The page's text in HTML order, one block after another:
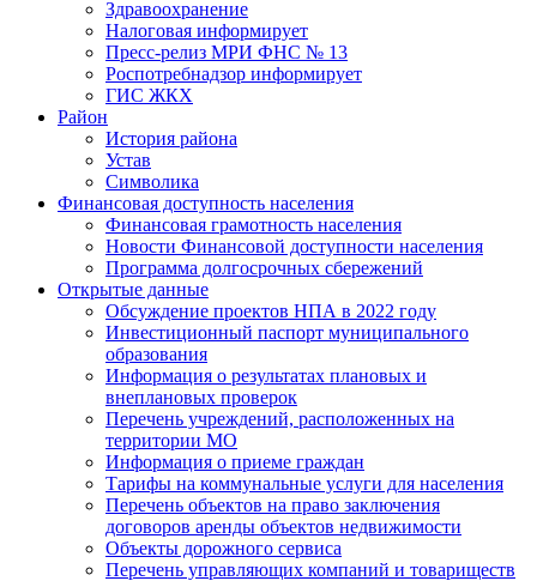
Здравоохранение
Налоговая информирует
Пресс-релиз МРИ ФНС № 13
Роспотребнадзор информирует
ГИС ЖКХ
Район
История района
Устав
Символика
Финансовая доступность населения
Финансовая грамотность населения
Новости Финансовой доступности населения
Программа долгосрочных сбережений
Открытые данные
Обсуждение проектов НПА в 2022 году
Инвестиционный паспорт муниципального
образования
Информация о результатах плановых и
внеплановых проверок
Перечень учреждений, расположенных на
территории МО
Информация о приеме граждан
Тарифы на коммунальные услуги для населения
Перечень объектов на право заключения
договоров аренды объектов недвижимости
Объекты дорожного сервиса
Перечень управляющих компаний и товариществ